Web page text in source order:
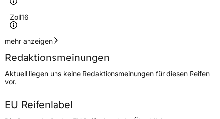
Zoll16
Geschwindigkeitsindex
Höchstgeschwindigkeit
170 km/h
Lastindex115/113
Höchstlast1215/1150 kg
mehr anzeigen
Redaktionsmeinungen
Aktuell liegen uns keine Redaktionsmeinungen für diesen Reifen
vor.
EU Reifenlabel